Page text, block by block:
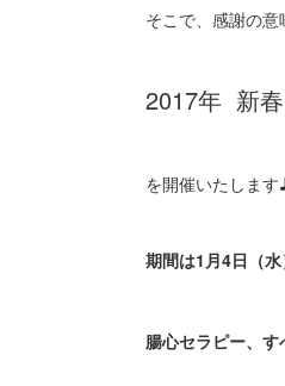
そこで、感謝の意
2017年 新
を開催いたします
期間は1月4日（水
腸心セラピー、す